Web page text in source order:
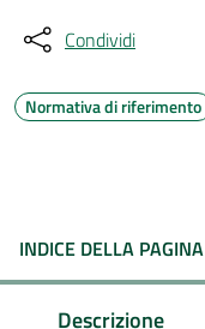
Condividi
Normativa di riferimento
INDICE DELLA PAGINA
Descrizione